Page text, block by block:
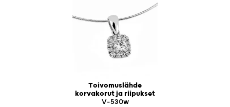
Toivomuslähde
korvakorut ja riipukset
V-530w